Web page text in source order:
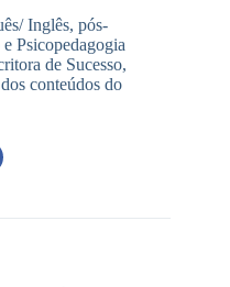
Inglês, pós-
Psicopedagogia
de Sucesso,
conteúdos do